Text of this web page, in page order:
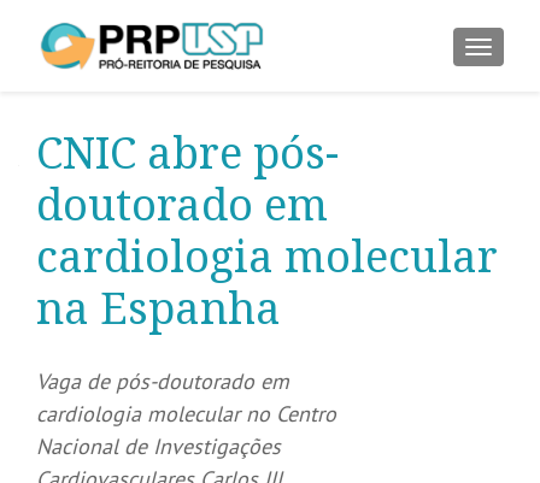
CNIC abre pós-
doutorado em
cardiologia molecular
na Espanha
Vaga de pós-doutorado em
cardiologia molecular no Centro
Nacional de Investigações